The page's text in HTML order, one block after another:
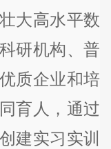
大高水平数
研机构、普
质企业和培
育人，通过
建实习实训